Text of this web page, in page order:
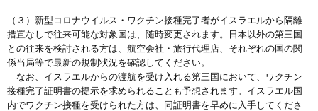
（３）新型コロナウイルス・ワクチン接種完了者がイスラエルから隔離
措置なしで往来可能な対象国は、随時変更されます。日本以外の第三国
との往来を検討される方は、航空会社・旅行代理店、それぞれの国の関
係当局等で最新の規制状況を確認してください。
なお、イスラエルからの渡航を受け入れる第三国において、ワクチン
接種完了証明書の提示を求められることも予想されます。イスラエル国
内でワクチン接種を受けられた方は、同証明書を早めに入手してくださ